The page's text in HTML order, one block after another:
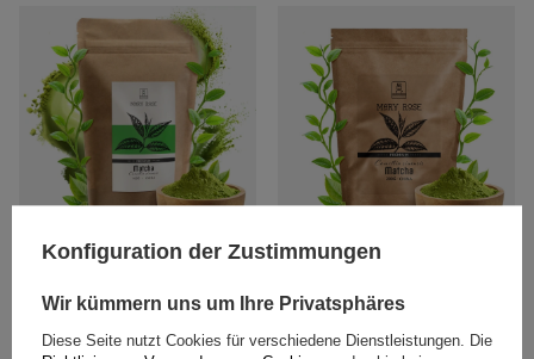
Mary Rose – Chinesischer Grüner
(95,00 € / kg)
Mary Rose – Chinesischer Grüner
(50,00 € / kg)
Konfiguration der Zustimmungen
Wir kümmern uns um Ihre Privatsphäres
Diese Seite nutzt Cookies für verschiedene Dienstleistungen. Die